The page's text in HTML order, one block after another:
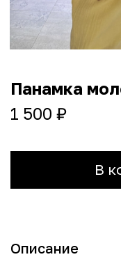
Панамка
1 500 ₽
В
Описание